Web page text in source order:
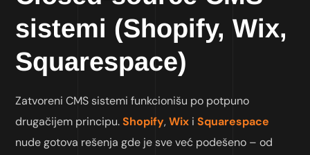
sistemi (Shopify, Wix,
Squarespace)
Zatvoreni CMS sistemi funkcionišu po potpuno
drugačijem principu.Shopify,Wix iSquarespace
nude gotova rešenja gde je sve već podešeno – od